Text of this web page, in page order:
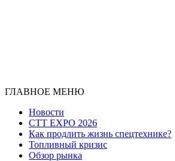
ГЛАВНОЕ МЕНЮ
Новости
CTT EXPO 2026
Как продлить жизнь спецтехнике?
Топливный кризис
Обзор рынка